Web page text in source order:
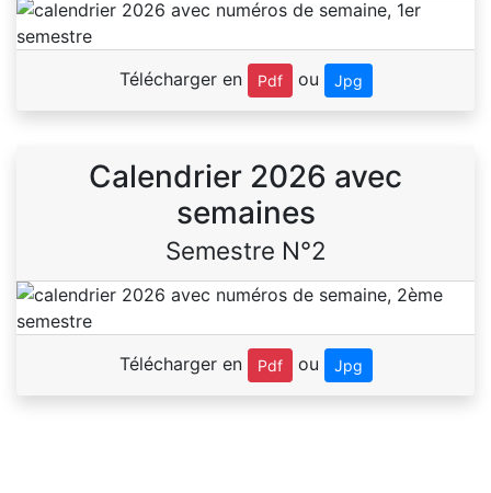
Télécharger en Pdf ou Jpg
Calendrier 2026 avec
semaines
Semestre N°2
Télécharger en Pdf ou Jpg